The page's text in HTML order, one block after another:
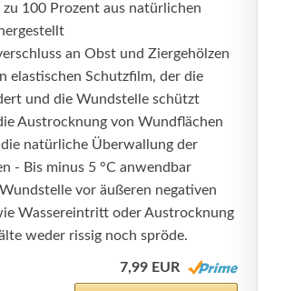
zu 100 Prozent aus natürlichen
an Obst und Ziergehölzen
elastischen Schutzfilm, der die
und die Wundstelle schützt
Austrocknung von Wundflächen
natürliche Überwallung der
- Bis minus 5 °C anwendbar
vor äußeren negativen
Wassereintritt oder Austrocknung
weder rissig noch spröde.
7,99 EUR